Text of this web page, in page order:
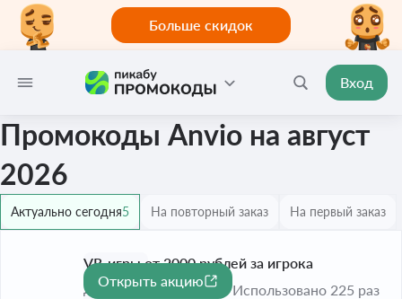
Больше скидок
Вход
Промокоды Anvio на август
2026
Актуально сегодня5 На повторный заказ На первый заказ
VR-игры от 2000 рублей за игрока
До 31 дек. 2026
Открыть акцию
Использовано 225 раз